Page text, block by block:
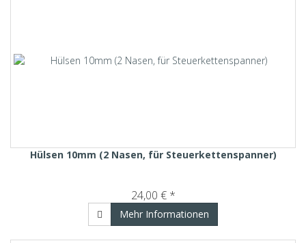
Hülsen 10mm (2 Nasen, für Steuerkettenspanner)
24,00 € *
Mehr Informationen